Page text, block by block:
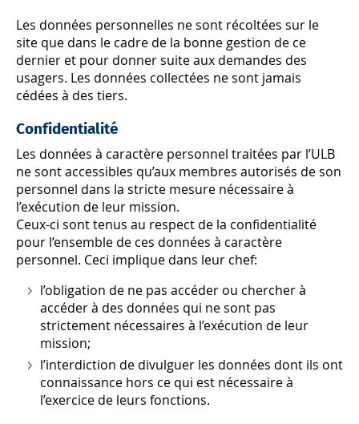
Les données personnelles ne sont récoltées sur le
site que dans le cadre de la bonne gestion de ce
dernier et pour donner suite aux demandes des
usagers. Les données collectées ne sont jamais
cédées à des tiers.
Confidentialité
Les données à caractère personnel traitées par l’ULB
ne sont accessibles qu’aux membres autorisés de son
personnel dans la stricte mesure nécessaire à
l’exécution de leur mission.
Ceux-ci sont tenus au respect de la confidentialité
pour l’ensemble de ces données à caractère
personnel. Ceci implique dans leur chef:
l’obligation de ne pas accéder ou chercher à
accéder à des données qui ne sont pas
strictement nécessaires à l’exécution de leur
mission;
l’interdiction de divulguer les données dont ils ont
connaissance hors ce qui est nécessaire à
l’exercice de leurs fonctions.